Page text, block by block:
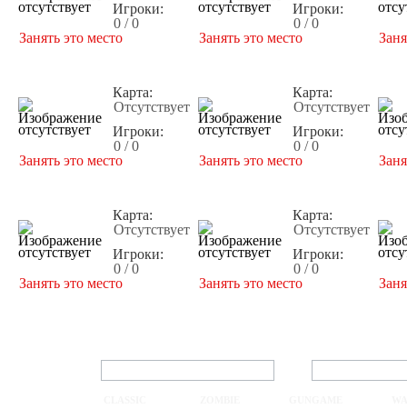
Игроки:
0 / 0
Занять это место
Игроки:
0 / 0
Занять это место
Карта:
Отсутствует
Игроки:
0 / 0
Занять это место
Карта:
Отсутствует
Игроки:
0 / 0
Занять это место
Карта:
Отсутствует
Игроки:
0 / 0
Занять это место
Карта:
Отсутствует
Игроки:
0 / 0
Занять это место